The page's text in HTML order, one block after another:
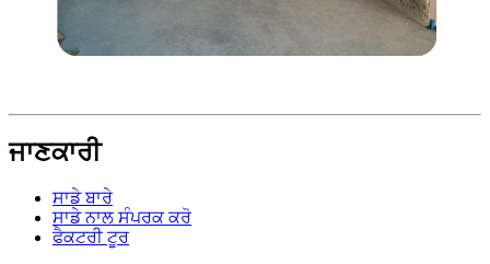
ਜਾਣਕਾਰੀ
ਸਾਡੇ ਬਾਰੇ
ਸਾਡੇ ਨਾਲ ਸੰਪਰਕ ਕਰੋ
ਫੈਕਟਰੀ ਟੂਰ